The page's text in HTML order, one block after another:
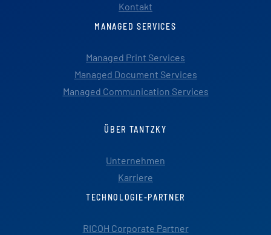
Kontakt
MANAGED SERVICES
Managed Print Services
Managed Document Services
Managed Communication Services
ÜBER TANTZKY
Unternehmen
Karriere
TECHNOLOGIE-PARTNER
RICOH Corporate Partner